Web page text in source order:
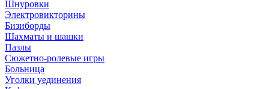
Шнуровки
Электровикторины
Бизиборды
Шахматы и шашки
Пазлы
Сюжетно-ролевые игры
Больница
Уголки уединения